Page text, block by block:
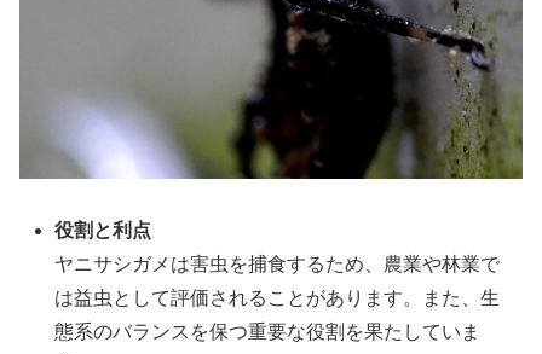
役割と利点
ヤニサシガメは害虫を捕食するため、農業や林業で
は益虫として評価されることがあります。また、生
態系のバランスを保つ重要な役割を果たしていま